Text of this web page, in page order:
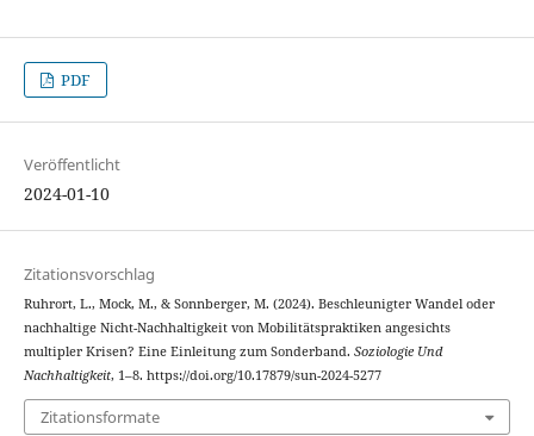
PDF
Veröffentlicht
2024-01-10
Zitationsvorschlag
Ruhrort, L., Mock, M., & Sonnberger, M. (2024). Beschleunigter Wandel oder
nachhaltige Nicht-Nachhaltigkeit von Mobilitätspraktiken angesichts
multipler Krisen? Eine Einleitung zum Sonderband. Soziologie Und
Nachhaltigkeit, 1–8. https://doi.org/10.17879/sun-2024-5277
Zitationsformate